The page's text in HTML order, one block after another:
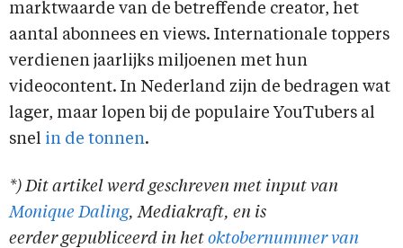
marktwaarde van de betreffende creator, het
aantal abonnees en views. Internationale toppers
verdienen jaarlijks miljoenen met hun
videocontent. In Nederland zijn de bedragen wat
lager, maar lopen bij de populaire YouTubers al
snel in de tonnen.
*) Dit artikel werd geschreven met input van
Monique Daling, Mediakraft, en is
eerder gepubliceerd in het oktobernummer van